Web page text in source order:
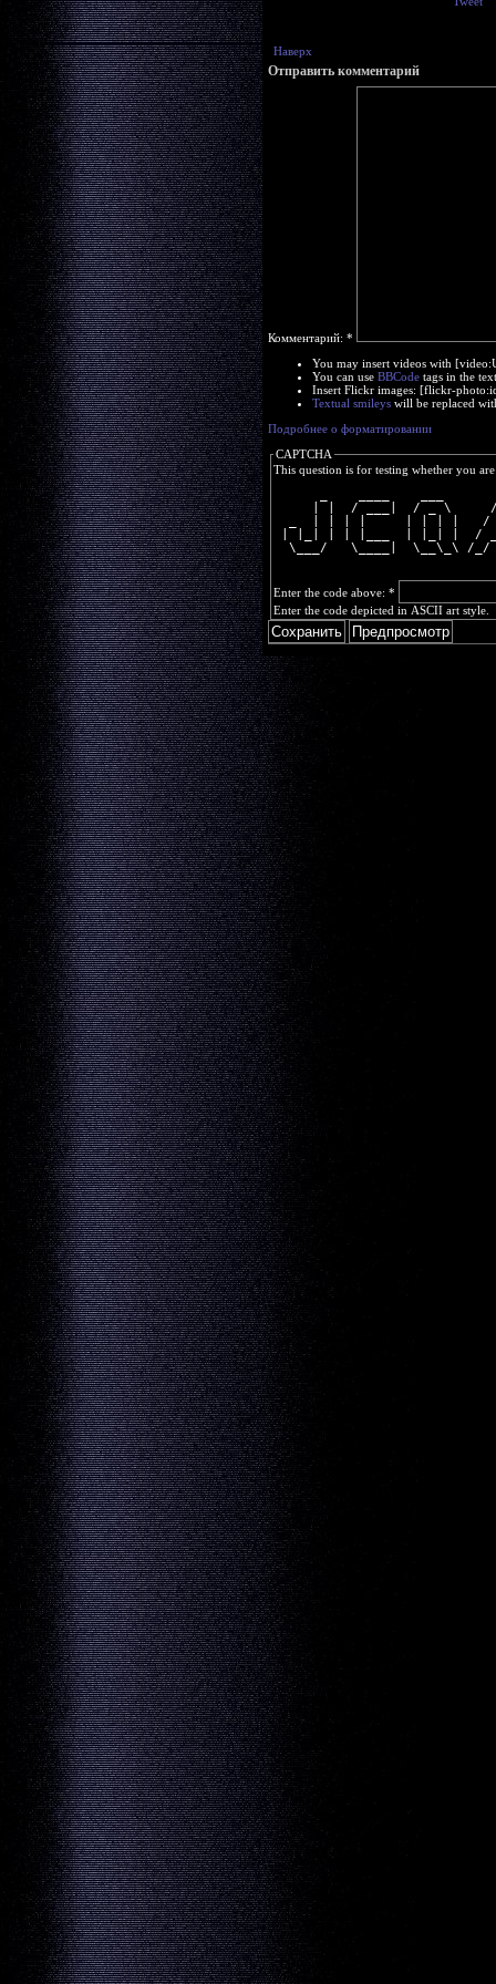
Наверх
Отправить комментарий
Комментарий: *
You may insert videos with
You can use BBCode tags in the
Insert Flickr images: [flickr-
Textual smileys will be replaced
Подробнее о форматировании
CAPTCHA
This question is for testing whether you
| |  / ___|  / _ \
_  | | | |     | | | |
| |_| | | |___  | |_| |  /
\___/   \____|  \__\_\ /_/
Enter the code above: *
Enter the code depicted in ASCII art style.